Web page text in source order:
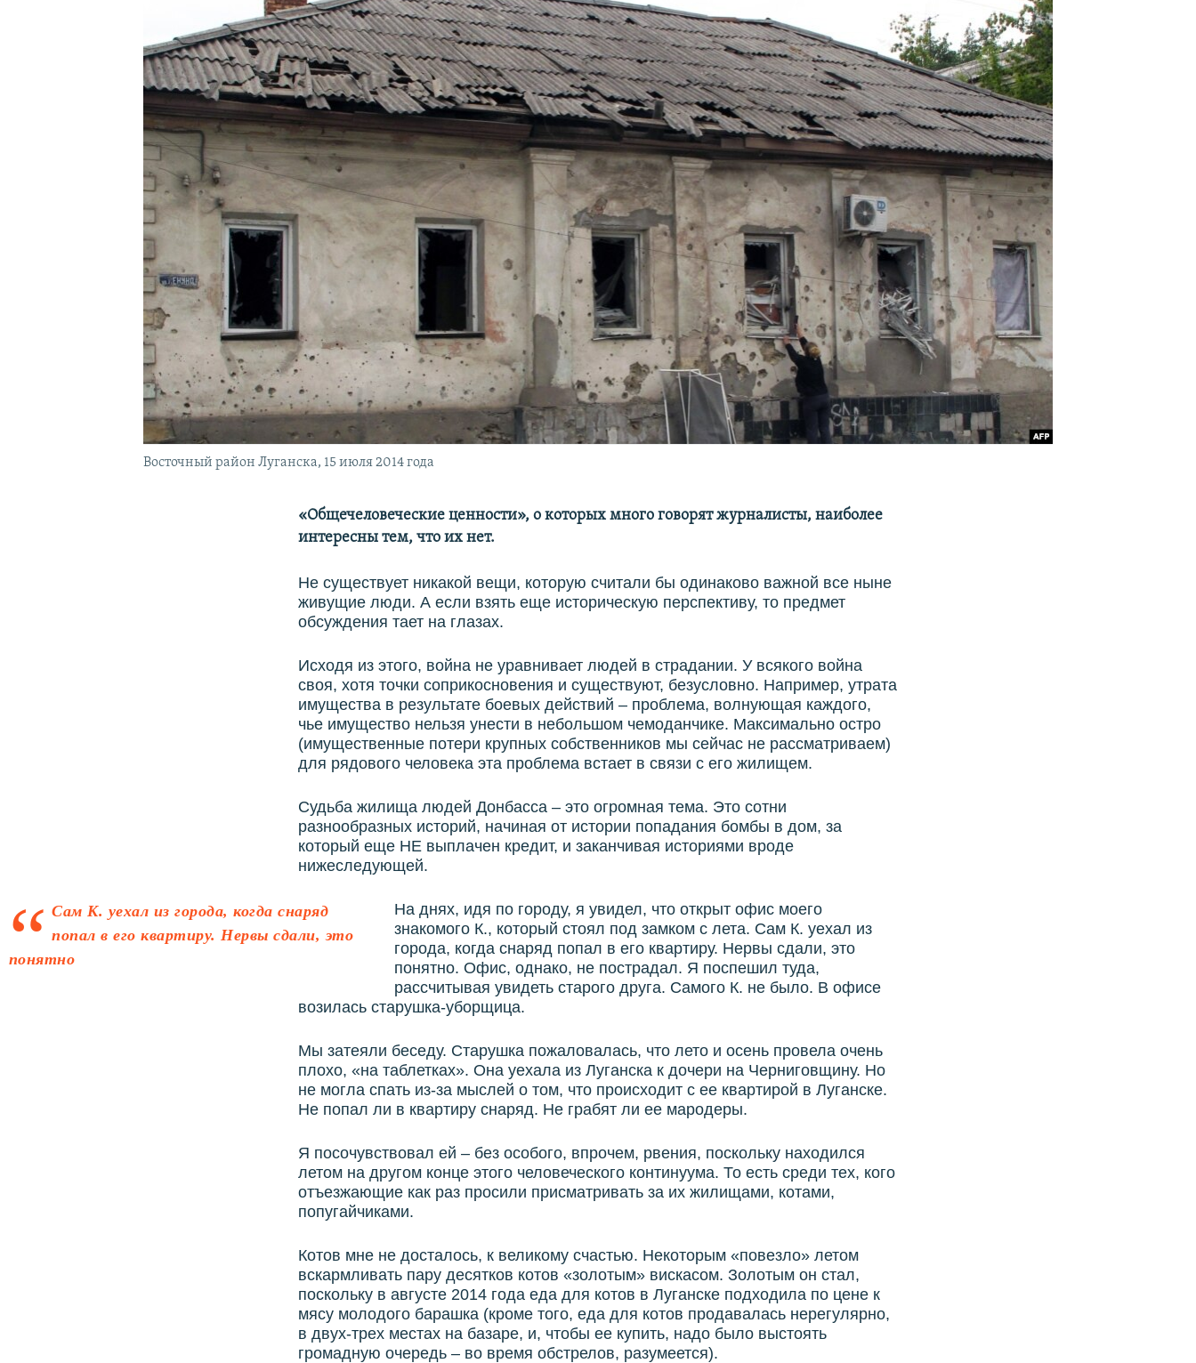
УКРАИНСКАЯ ПРОБЛЕМА КРЫМА
Восточный район Луганска, 15 июля 2014 года
«Общечеловеческие ценности», о которых много говорят журналисты, наиболее
интересны тем, что их нет.
Не существует никакой вещи, которую считали бы одинаково важной все ныне
живущие люди. А если взять еще историческую перспективу, то предмет
обсуждения тает на глазах.
Исходя из этого, война не уравнивает людей в страдании. У всякого война
своя, хотя точки соприкосновения и существуют, безусловно. Например, утрата
имущества в результате боевых действий – проблема, волнующая каждого,
чье имущество нельзя унести в небольшом чемоданчике. Максимально остро
(имущественные потери крупных собственников мы сейчас не рассматриваем)
для рядового человека эта проблема встает в связи с его жилищем.
Судьба жилища людей Донбасса – это огромная тема. Это сотни
разнообразных историй, начиная от истории попадания бомбы в дом, за
который еще НЕ выплачен кредит, и заканчивая историями вроде
нижеследующей.
Сам К. уехал из города, когда снаряд
попал в его квартиру. Нервы сдали, это
понятно
На днях, идя по городу, я увидел, что открыт офис моего
знакомого К., который стоял под замком с лета. Сам К. уехал из
города, когда снаряд попал в его квартиру. Нервы сдали, это
понятно. Офис, однако, не пострадал. Я поспешил туда,
рассчитывая увидеть старого друга. Самого К. не было. В офисе
возилась старушка-уборщица.
Мы затеяли беседу. Старушка пожаловалась, что лето и осень провела очень
плохо, «на таблетках». Она уехала из Луганска к дочери на Черниговщину. Но
не могла спать из-за мыслей о том, что происходит с ее квартирой в Луганске.
Не попал ли в квартиру снаряд. Не грабят ли ее мародеры.
Я посочувствовал ей – без особого, впрочем, рвения, поскольку находился
летом на другом конце этого человеческого континуума. То есть среди тех, кого
отъезжающие как раз просили присматривать за их жилищами, котами,
попугайчиками.
Котов мне не досталось, к великому счастью. Некоторым «повезло» летом
вскармливать пару десятков котов «золотым» вискасом. Золотым он стал,
поскольку в августе 2014 года еда для котов в Луганске подходила по цене к
мясу молодого барашка (кроме того, еда для котов продавалась нерегулярно,
в двух-трех местах на базаре, и, чтобы ее купить, надо было выстоять
громадную очередь – во время обстрелов, разумеется).